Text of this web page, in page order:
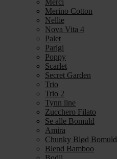
Merci
Merino Cotton
Nellie
Nova Vita 4
Palet
Parigi
Poppy
Scarlet
Secret Garden
Trio
Trio 2
Tynn line
Zucchero Filato
Se alle Bomuld
Amira
Chunky Blød Bomuld
Blend Bamboo